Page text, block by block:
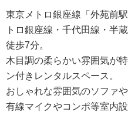
東京メトロ銀座線「外苑前
トロ銀座線・千代田線・半
徒歩7分。
木目調の柔らかい雰囲気が
ン付きレンタルスペース。
おしゃれな雰囲気のソファ
有線マイクやコンポ等室内